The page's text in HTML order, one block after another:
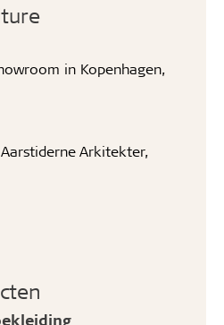
in Kopenhagen,
Arkitekter,